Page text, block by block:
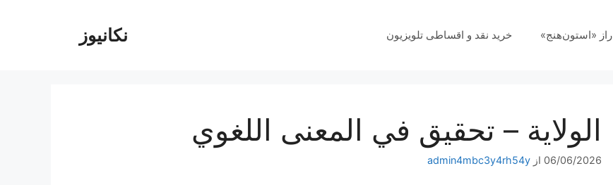
نکانیوز راز «استون‌هنج» خرید نقد و اقساطی تلویزیون
الولاية – تحقيق في المعنى اللغوي
06/06/2026 از admin4mbc3y4rh54y